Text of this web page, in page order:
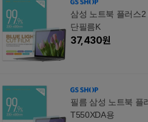
삼성 노트북 플러스
단필름K
37,430원
필름 삼성 노트북 플
T550XDA용